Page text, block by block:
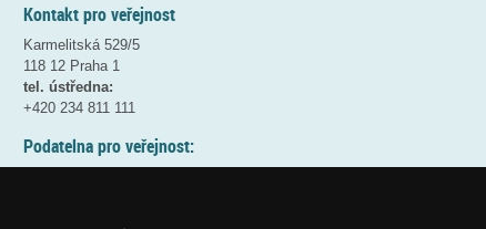
Kontakt pro veřejnost
Karmelitská 529/5
118 12 Praha 1
tel. ústředna:
+420 234 811 111
Podatelna pro veřejnost: